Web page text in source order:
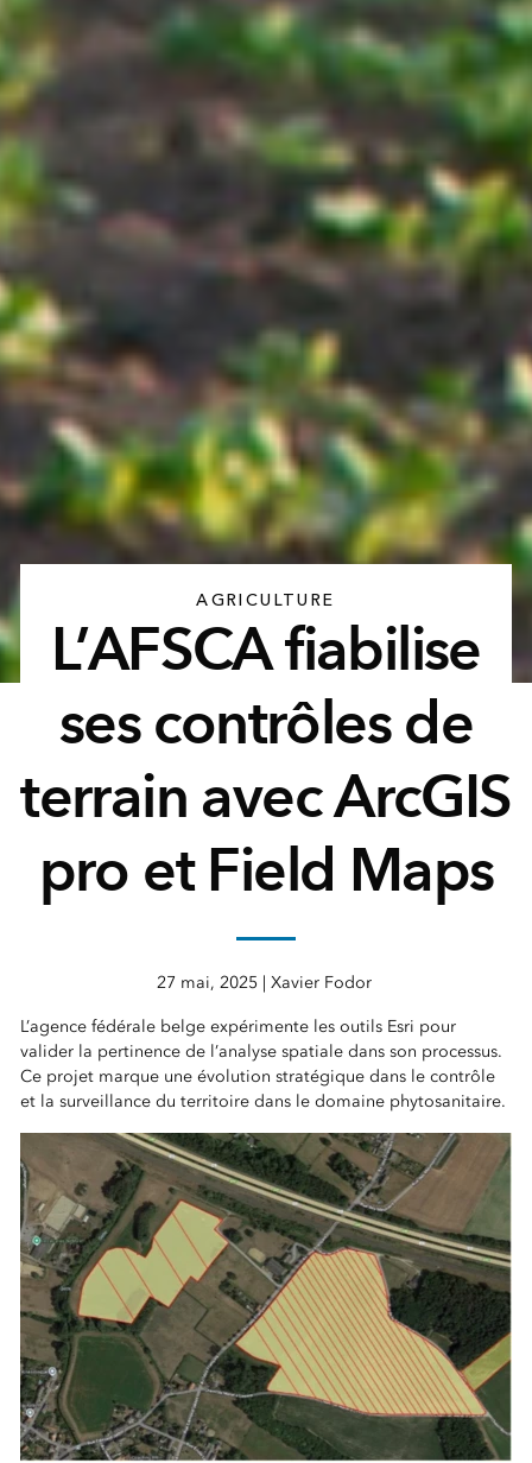
AGRICULTURE
L’AFSCA fiabilise
ses contrôles de
terrain avec ArcGIS
pro et Field Maps
27 mai, 2025 | Xavier Fodor
L’agence fédérale belge expérimente les outils Esri pour
valider la pertinence de l’analyse spatiale dans son processus.
Ce projet marque une évolution stratégique dans le contrôle
et la surveillance du territoire dans le domaine phytosanitaire.